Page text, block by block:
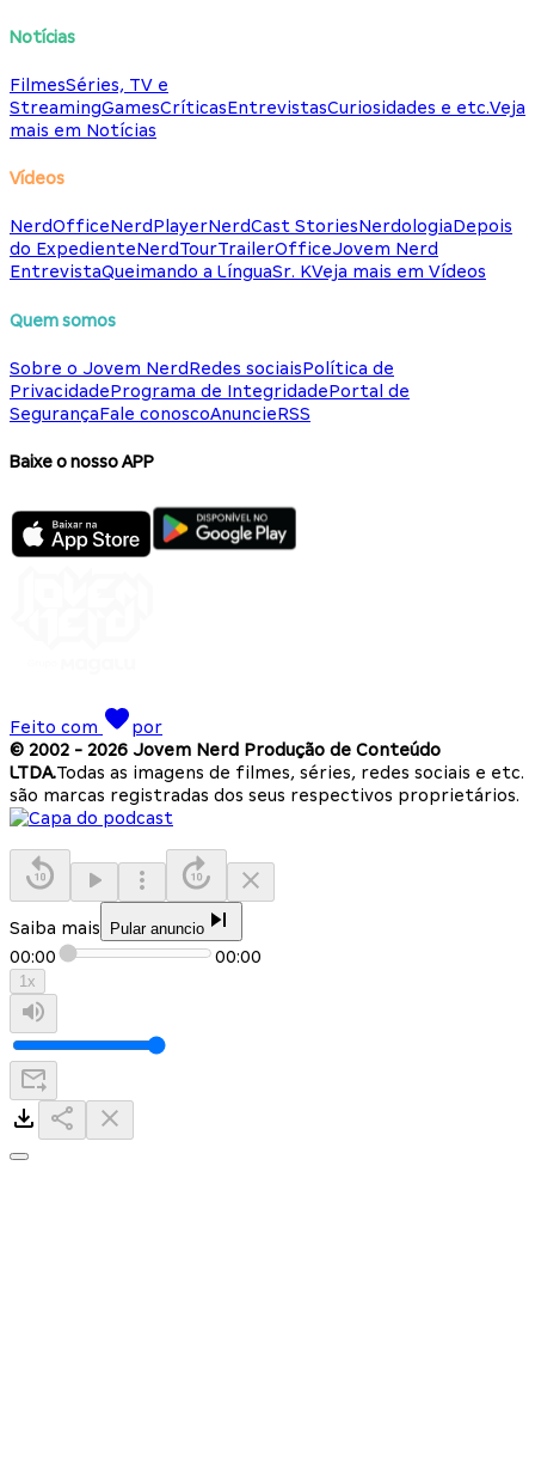
Notícias
FilmesSéries, TV e
StreamingGamesCríticasEntrevistasCuriosidades e etc.Veja
mais em Notícias
Vídeos
NerdOfficeNerdPlayerNerdCast StoriesNerdologiaDepois
do ExpedienteNerdTourTrailerOfficeJovem Nerd
EntrevistaQueimando a LínguaSr. KVeja mais em Vídeos
Quem somos
Sobre o Jovem NerdRedes sociaisPolítica de
PrivacidadePrograma de IntegridadePortal de
SegurançaFale conoscoAnuncieRSS
Baixe o nosso APP
Feito com
por
© 2002 - 2026 Jovem Nerd Produção de Conteúdo
LTDA.Todas as imagens de filmes, séries, redes sociais e etc.
são marcas registradas dos seus respectivos proprietários.
Saiba mais Pular anuncio
00:00 00:00
1x